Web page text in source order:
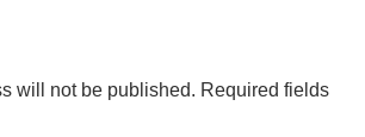
will not be published. Required fields